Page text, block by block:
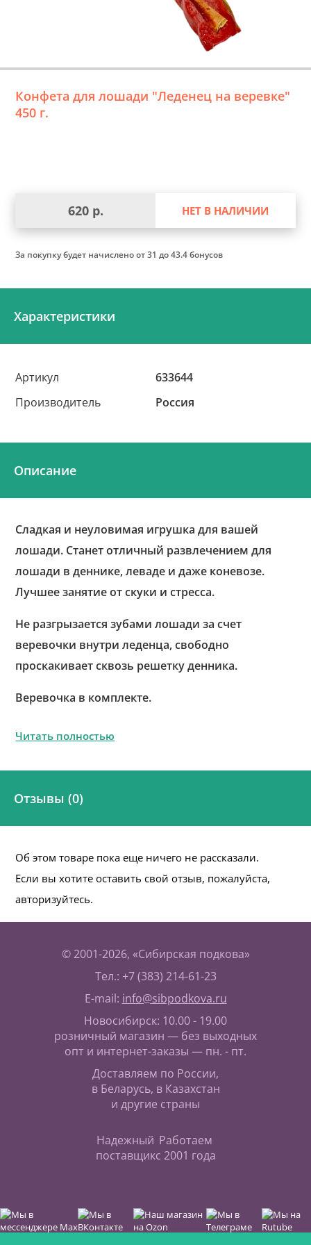
Конфета для лошади "Леденец на веревке"
450 г.
620 р. НЕТ В НАЛИЧИИ
За покупку будет начисленоот 31 до 43.4 бонусов
Характеристики
Артикул
633644
Производитель
Россия
Описание
Сладкая и неуловимая игрушка для вашей
лошади. Станет отличный развлечением для
лошади в деннике, леваде и даже коневозе.
Лучшее занятие от скуки и стресса.
Не разгрызается зубами лошади за счет
веревочки внутри леденца, свободно
проскакивает сквозь решетку денника.
Веревочка в комплекте.
Читать полностью
Отзывы (0)
Об этом товаре пока еще ничего не рассказали.
Если вы хотите оставить свой отзыв, пожалуйста,
авторизуйтесь.
© 2001-2026, «Сибирская подкова»
Тел.: +7 (383) 214-61-23
E-mail: info@sibpodkova.ru
Новосибирск: 10.00 - 19.00
розничный магазин — без выходных
опт и интернет-заказы — пн. - пт.
Доставляем по России,
в Беларусь, в Казахстан
и другие страны
Надежный
поставщик
Работаем
с 2001 года